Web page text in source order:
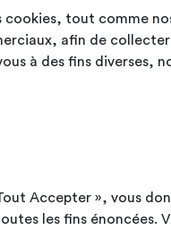
cookies, tout comme
afin de
à des fins diverses,
Accepter », vous
les fins énoncées.
configuration